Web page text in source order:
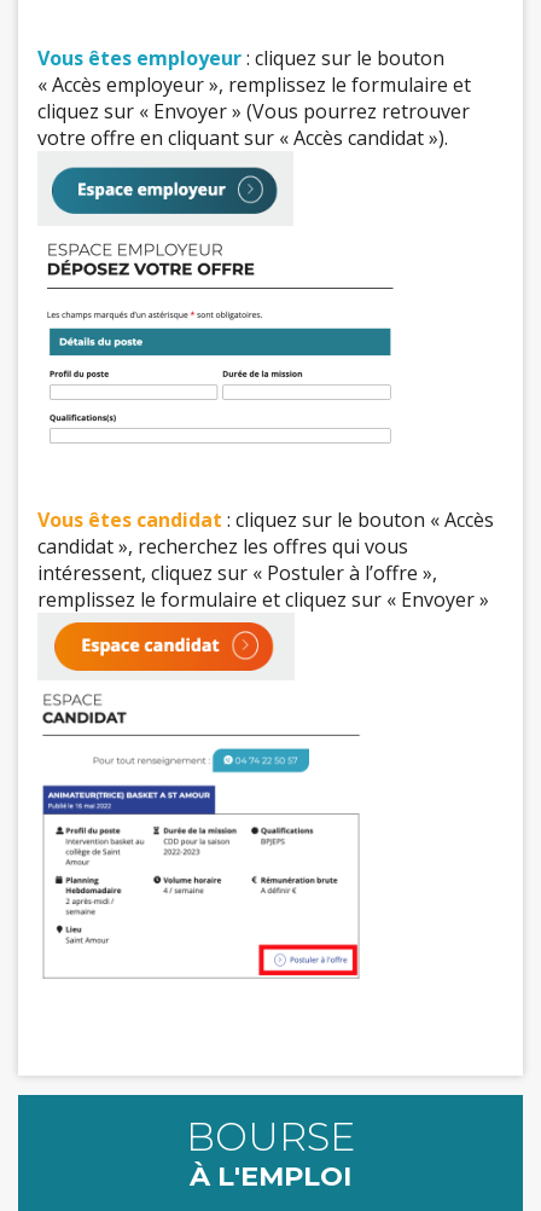
Vous êtes employeur: cliquez sur le bouton
« Accès employeur », remplissez le formulaire et
cliquez sur « Envoyer » (Vous pourrez retrouver
votre offre en cliquant sur « Accès candidat »).
Vous êtes candidat : cliquez sur le bouton « Accès
candidat », recherchez les offres qui vous
intéressent, cliquez sur « Postuler à l’offre »,
remplissez le formulaire et cliquez sur « Envoyer »
BOURSE
À L'EMPLOI